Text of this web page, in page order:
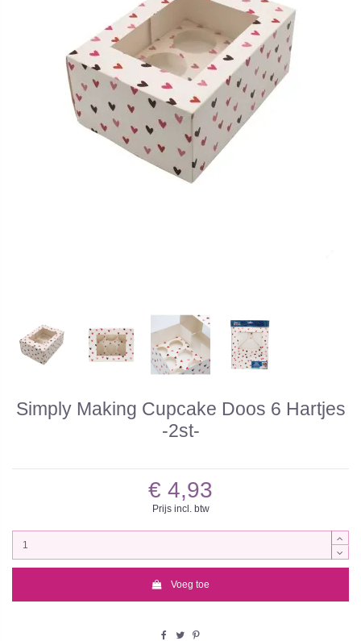
Simply Making Cupcake Doos 6 Hartjes
-2st-
€ 4,93
Prijs incl. btw
Voeg toe